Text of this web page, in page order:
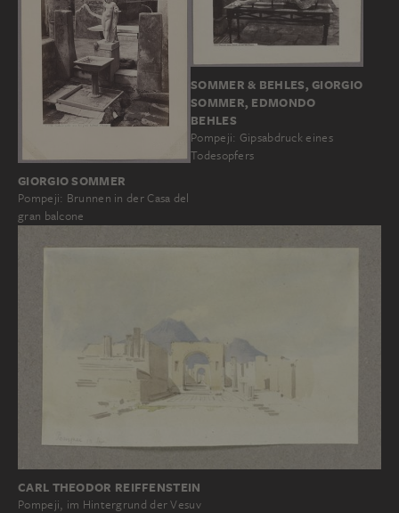
GIORGIO SOMMER
Pompeji: Brunnen in der Casa del
gran balcone
SOMMER & BEHLES, GIORGIO
SOMMER, EDMONDO
BEHLES
Pompeji: Gipsabdruck eines
Todesopfers
CARL THEODOR REIFFENSTEIN
Pompeji, im Hintergrund der Vesuv